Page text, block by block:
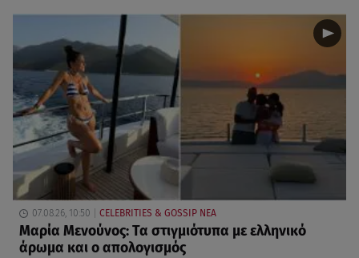
07.08.26, 10:50 CELEBRITIES & GOSSIP ΝΕΑ
Μαρία Μενούνος: Τα στιγμιότυπα με ελληνικό
άρωμα και ο απολογισμός